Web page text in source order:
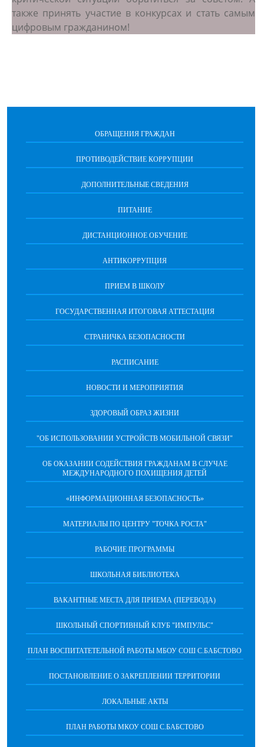
также принять участие в конкурсах и стать самым
цифровым гражданином!
ОБРАЩЕНИЯ ГРАЖДАН
ПРОТИВОДЕЙСТВИЕ КОРРУПЦИИ
ДОПОЛНИТЕЛЬНЫЕ СВЕДЕНИЯ
ПИТАНИЕ
ДИСТАНЦИОННОЕ ОБУЧЕНИЕ
АНТИКОРРУПЦИЯ
ПРИЕМ В ШКОЛУ
ГОСУДАРСТВЕННАЯ ИТОГОВАЯ АТТЕСТАЦИЯ
СТРАНИЧКА БЕЗОПАСНОСТИ
РАСПИСАНИЕ
НОВОСТИ И МЕРОПРИЯТИЯ
ЗДОРОВЫЙ ОБРАЗ ЖИЗНИ
"ОБ ИСПОЛЬЗОВАНИИ УСТРОЙСТВ МОБИЛЬНОЙ СВЯЗИ"
ОБ ОКАЗАНИИ СОДЕЙСТВИЯ ГРАЖДАНАМ В СЛУЧАЕ
МЕЖДУНАРОДНОГО ПОХИЩЕНИЯ ДЕТЕЙ
«ИНФОРМАЦИОННАЯ БЕЗОПАСНОСТЬ»
МАТЕРИАЛЫ ПО ЦЕНТРУ "ТОЧКА РОСТА"
РАБОЧИЕ ПРОГРАММЫ
ШКОЛЬНАЯ БИБЛИОТЕКА
ВАКАНТНЫЕ МЕСТА ДЛЯ ПРИЕМА (ПЕРЕВОДА)
ШКОЛЬНЫЙ СПОРТИВНЫЙ КЛУБ "ИМПУЛЬС"
ПЛАН ВОСПИТАТЕТЕЛЬНОЙ РАБОТЫ МБОУ СОШ С.БАБСТОВО
ПОСТАНОВЛЕНИЕ О ЗАКРЕПЛЕНИИ ТЕРРИТОРИИ
ЛОКАЛЬНЫЕ АКТЫ
ПЛАН РАБОТЫ МКОУ СОШ С.БАБСТОВО